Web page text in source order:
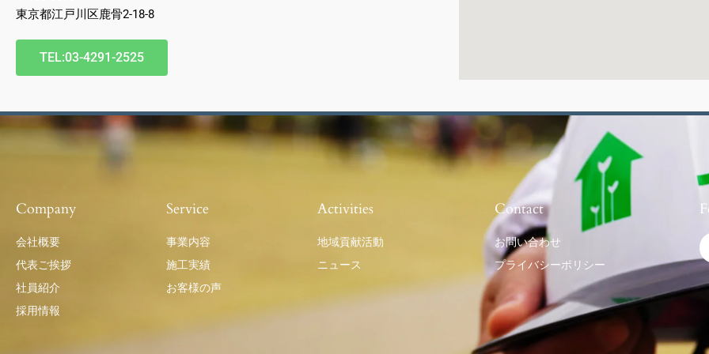
東京都江戸川区鹿骨2-18-8
TEL:03-4291-2525
Company
会社概要
代表ご挨拶
社員紹介
採用情報
Service
事業内容
施工実績
お客様の声
Activities
地域貢献活動
ニュース
Contact
お問い合わせ
プライバシーポリシー